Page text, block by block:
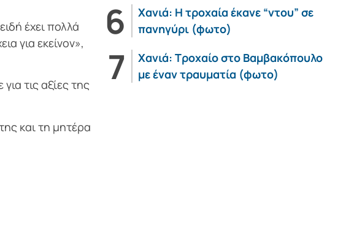
έχει πολλά
για εκείνον»,
τις αξίες της
και τη μητέρα
Χανιά: Η τροχαία έκανε “ντου” σε
πανηγύρι (φωτο)
Χανιά: Τροχαίο στο Βαμβακόπουλο
με έναν τραυματία (φωτο)